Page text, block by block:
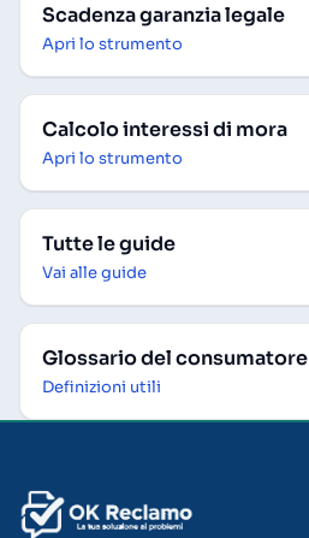
Scadenza garanzia legale
Apri lo strumento
Calcolo interessi di mora
Apri lo strumento
Tutte le guide
Vai alle guide
Glossario del consumatore
Definizioni utili